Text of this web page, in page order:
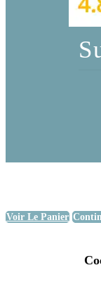
Voir Le Panier